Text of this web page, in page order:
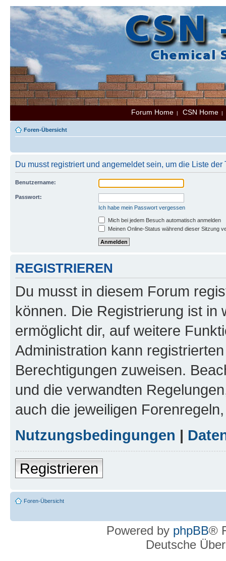
Forum Home | CSN Home
Foren-Übersicht
Du musst registriert und angemeldet sein, um die Liste
Benutzername:
Passwort:
Ich habe mein Passwort vergessen
Mich bei jedem Besuch automatisch anmelden
Meinen Online-Status während dieser Sitzung
REGISTRIEREN
Du musst in diesem Forum
können. Die Registrierung ist in
ermöglicht dir, auf weitere
Administration kann
Berechtigungen zuweisen.
und die verwandten
auch die jeweiligen
Nutzungsbedingungen |
Registrieren
Foren-Übersicht
Powered by phpBB®
Deutsche